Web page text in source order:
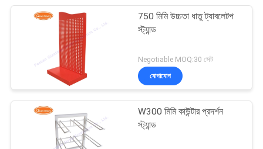
750 মিমি উচ্চতা ধাতু ট্যাবলেটপ
স্ট্যান্ড
Negotiable MOQ:30 সেট
যোগাযোগ
W300 মিমি কাউন্টার প্রদর্শন
স্ট্যান্ড